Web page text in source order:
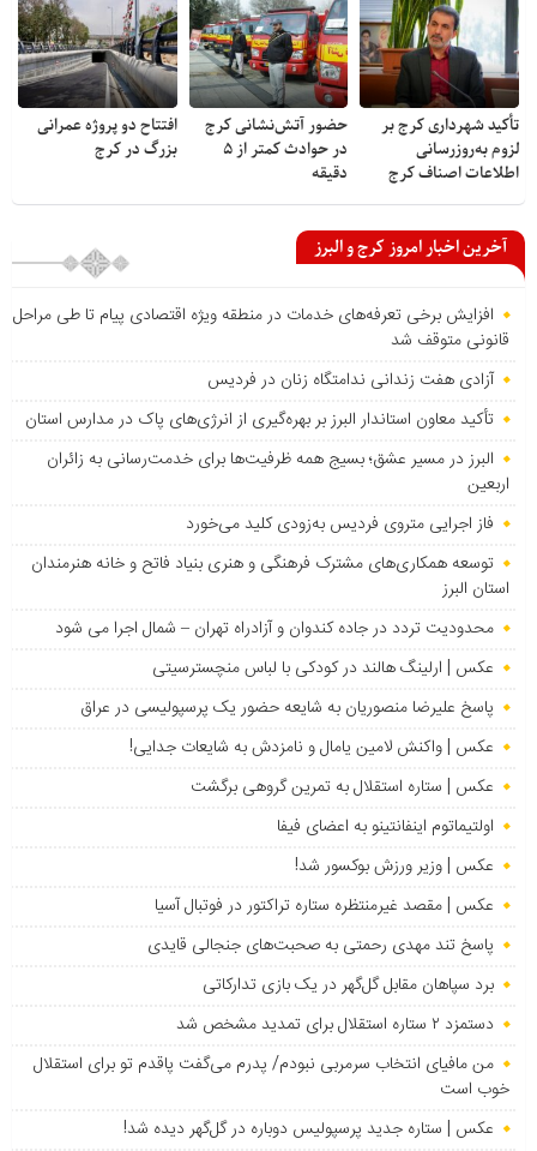
تأکید شهرداری کرج بر
لزوم به‌روزرسانی
اطلاعات اصناف کرج
حضور آتش‌نشانی کرج
در حوادث کمتر از ۵
دقیقه
افتتاح دو پروژه عمرانی
بزرگ در کرج
آخرین اخبار امروز کرج و البرز
افزایش برخی تعرفه‌های خدمات در منطقه ویژه اقتصادی پیام تا طی مراحل
قانونی متوقف شد
آزادی هفت زندانی ندامتگاه زنان در فردیس
تأکید معاون استاندار البرز بر بهره‌گیری از انرژی‌های پاک در مدارس استان
البرز در مسیر عشق؛ بسیج همه ظرفیت‌ها برای خدمت‌رسانی به زائران
اربعین
فاز اجرایی متروی فردیس به‌زودی کلید می‌خورد
توسعه همکاری‌های مشترک فرهنگی و هنری بنیاد فاتح و خانه هنرمندان
استان البرز
محدودیت تردد در جاده کندوان و آزادراه تهران – شمال اجرا می شود
عکس | ارلینگ هالند در کودکی با لباس منچسترسیتی
پاسخ علیرضا منصوریان به شایعه حضور یک پرسپولیسی در عراق
عکس | واکنش لامین یامال و نامزدش به شایعات جدایی!
عکس | ستاره استقلال به تمرین گروهی برگشت
اولتیماتوم اینفانتینو به اعضای فیفا
عکس | وزیر ورزش بوکسور شد!
عکس | مقصد غیرمنتظره ستاره تراکتور در فوتبال آسیا
پاسخ تند مهدی رحمتی به صحبت‌های جنجالی قایدی
برد سپاهان مقابل گل‌گهر در یک بازی تدارکاتی
دستمزد ۲ ستاره استقلال برای تمدید مشخص شد
من مافیای انتخاب سرمربی نبودم/ پدرم می‌گفت پاقدم تو برای استقلال
خوب است
عکس | ستاره جدید پرسپولیس دوباره در گل‌گهر دیده شد!